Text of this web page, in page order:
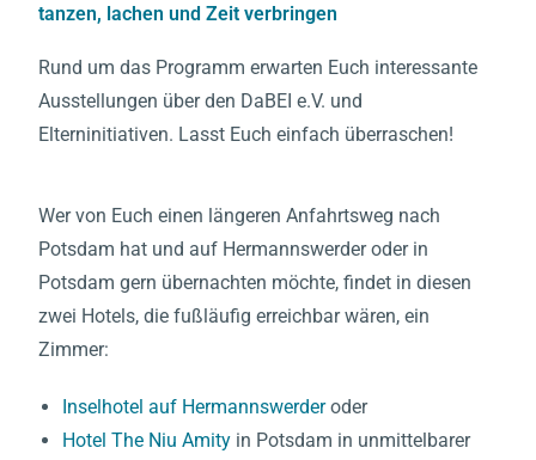
tanzen, lachen und Zeit verbringen
Rund um das Programm erwarten Euch interessante
Ausstellungen über den DaBEI e.V. und
Elterninitiativen. Lasst Euch einfach überraschen!
Wer von Euch einen längeren Anfahrtsweg nach
Potsdam hat und auf Hermannswerder oder in
Potsdam gern übernachten möchte, findet in diesen
zwei Hotels, die fußläufig erreichbar wären, ein
Zimmer:
Inselhotel auf Hermannswerderoder
Hotel The Niu Amity in Potsdam in unmittelbarer